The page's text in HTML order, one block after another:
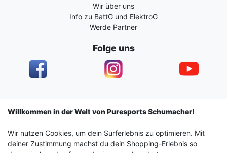
Wir über uns
Info zu BattG und ElektroG
Werde Partner
Folge uns
Impressum Daten­schutz­erklärung AGB
Barrierefreiheitserklärung Widerrufs­recht
Willkommen in der Welt von Puresports Schumacher!
Wir nutzen Cookies, um dein Surferlebnis zu optimieren. Mit
deiner Zustimmung machst du dein Shopping-Erlebnis so